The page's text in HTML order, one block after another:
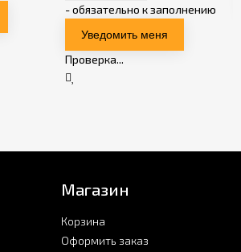
- обязательно к заполнению
Проверка...
Магазин
Корзина
Оформить заказ